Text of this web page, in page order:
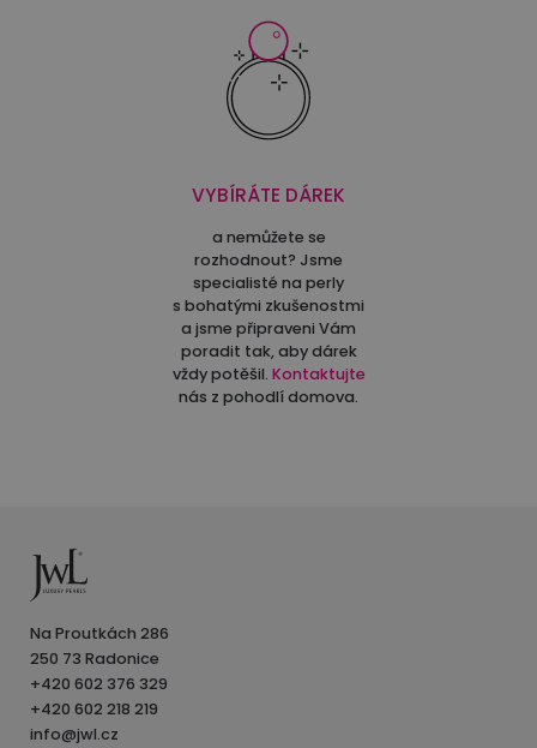
VYBÍRÁTE DÁREK
a nemůžete se
rozhodnout? Jsme
specialisté na perly
s bohatými zkušenostmi
a jsme připraveni Vám
poradit tak, aby dárek
vždy potěšil. Kontaktujte
nás z pohodlí domova.
Na Proutkách 286
250 73 Radonice
+420 602 376 329
+420 602 218 219
info@jwl.cz